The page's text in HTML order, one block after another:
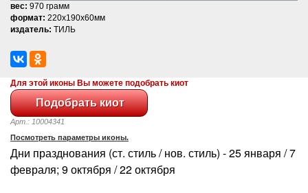
вес: 970 грамм
формат: 220x190x60мм
издатель: ТИЛЬ
Для этой иконы Вы можете подобрать киот
Арт.: 10004341
Посмотреть параметры иконы.
Дни празднования (ст. стиль / нов. стиль) - 25 января / 7
февраля; 9 октября / 22 октября